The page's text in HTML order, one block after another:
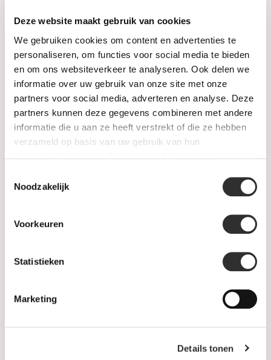
Deze website maakt gebruik van cookies
We gebruiken cookies om content en advertenties te
personaliseren, om functies voor social media te bieden
en om ons websiteverkeer te analyseren. Ook delen we
informatie over uw gebruik van onze site met onze
partners voor social media, adverteren en analyse. Deze
partners kunnen deze gegevens combineren met andere
informatie die u aan ze heeft verstrekt of die ze hebben
verzameld op basis van uw gebruik van hun
Noodzakelijk
Voorkeuren
Statistieken
Marketing
Details tonen
Categorieën
Horloges
Juwelen
Trouwringen
PRE-OWNED
Informatie